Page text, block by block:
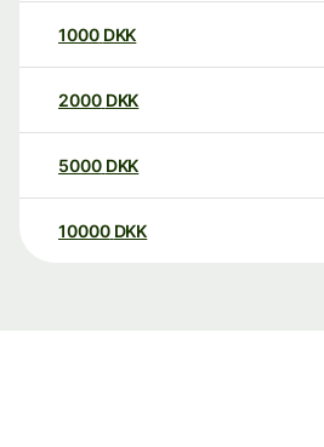
1000 DKK
2000 DKK
5000 DKK
10000 DKK